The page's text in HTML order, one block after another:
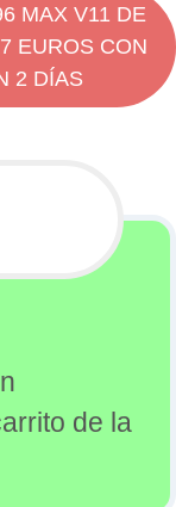
MAX V11 DE
EUROS CON
2 DÍAS
de la